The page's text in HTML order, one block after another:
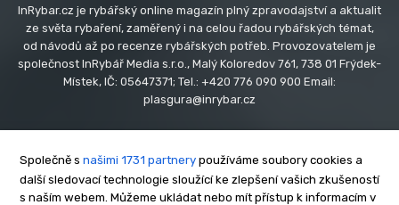
InRybar.cz je rybářský online magazín plný zpravodajství a aktualit
ze světa rybaření, zaměřený i na celou řadou rybářských témat,
od návodů až po recenze rybářských potřeb. Provozovatelem je
společnost InRybář Media s.r.o., Malý Koloredov 761, 738 01 Frýdek-
Místek, IČ: 05647371; Tel.: +420 776 090 900 Email:
plasgura@inrybar.cz
SLEDUJTE NÁS
Společně s našimi 1731 partnery používáme soubory cookies a
další sledovací technologie sloužící ke zlepšení vašich zkušeností
s naším webem. Můžeme ukládat nebo mít přístup k informacím v